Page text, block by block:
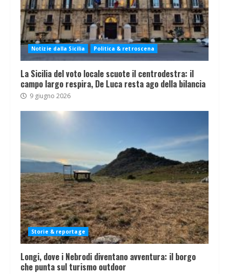
Notizie dalla Sicilia Politica & retroscena
La Sicilia del voto locale scuote il centrodestra: il
campo largo respira, De Luca resta ago della bilancia
9 giugno 2026
Storie & reportage
Longi, dove i Nebrodi diventano avventura: il borgo
che punta sul turismo outdoor